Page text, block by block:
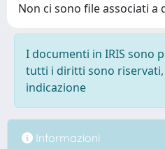
Non ci sono file associati
I documenti in IRIS sono
tutti i diritti sono riservati,
indicazione
Informazioni